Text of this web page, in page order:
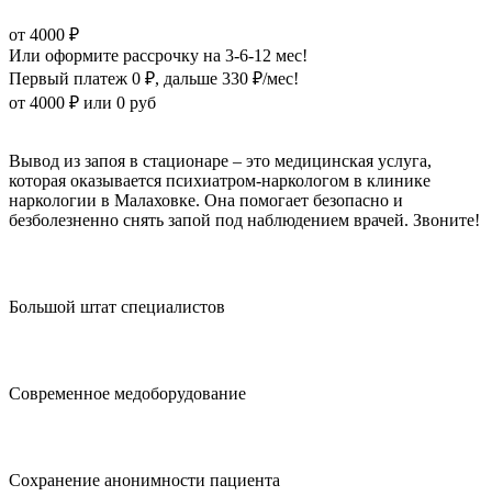
от 4000 ₽
Или оформите рассрочку на 3-6-12 мес!
Первый платеж 0 ₽, дальше 330 ₽/мес!
от 4000 ₽ или 0 руб
Вывод из запоя в стационаре – это медицинская услуга,
которая оказывается психиатром-наркологом в клинике
наркологии в Малаховке. Она помогает безопасно и
безболезненно снять запой под наблюдением врачей. Звоните!
Большой штат специалистов
Современное медоборудование
Сохранение анонимности пациента